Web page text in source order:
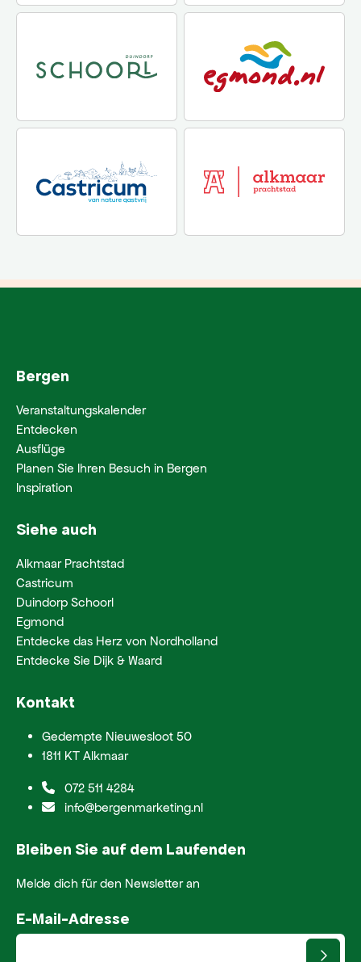
Bergen
Veranstaltungskalender
Entdecken
Ausflüge
Planen Sie Ihren Besuch in Bergen
Inspiration
Siehe auch
Alkmaar Prachtstad
Castricum
Duindorp Schoorl
Egmond
Entdecke das Herz von Nordholland
Entdecke Sie Dijk & Waard
Kontakt
Gedempte Nieuwesloot 50
1811 KT Alkmaar
072 511 4284
info@bergenmarketing.nl
Bleiben Sie auf dem Laufenden
Melde dich für den Newsletter an
E-Mail-Adresse